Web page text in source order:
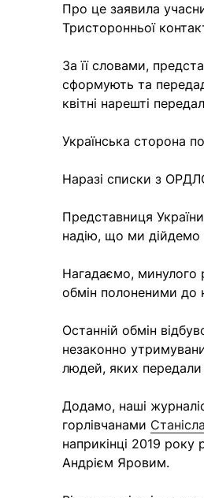
Про це заявила
Тристоронньої
За її словами,
сформують та
квітні нарешті
Українська сторона
Наразі списки з
Представниця
надію, що ми дійдемо
Нагадаємо, минулого
обмін полоненими до
Останній обмін
незаконно
людей, яких передали
Додамо, наші
горлівчанами
наприкінці 2019
Андрієм Яровим.